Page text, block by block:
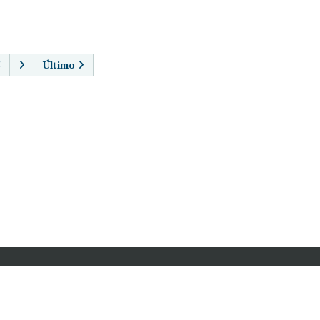
Último